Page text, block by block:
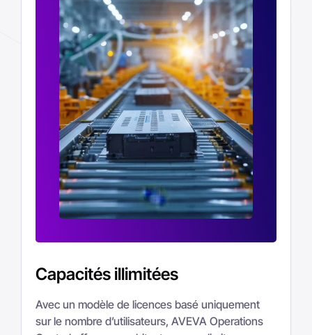
Avec un modèle de licences basé uniquement
sur le nombre d’utilisateurs, AVEVA Operations
Control offre une architecture sans limite :